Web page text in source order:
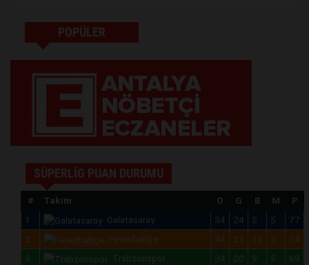
POPÜLER
SÜPERLİG PUAN DURUMU
# Takım O G B M
P
1
Galatasaray 34 24 5 5
77
2
Fenerbahçe 34 21 11 2
74
3
Trabzonspor 34 20 9 5
69